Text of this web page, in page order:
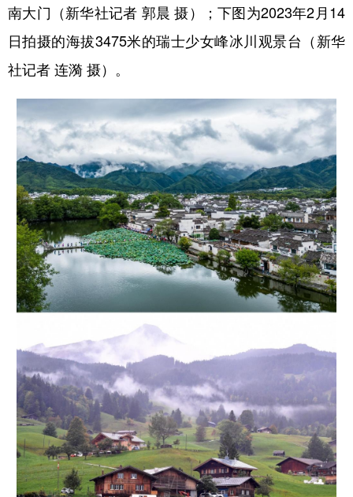
南大门（新华社记者 郭晨 摄）；下图为2023年2月14
日拍摄的海拔3475米的瑞士少女峰冰川观景台（新华
社记者 连漪 摄）。